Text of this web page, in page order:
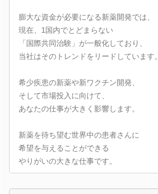
膨大な資金が必要になる新薬開発では、
現在、1国内でとどまらない
「国際共同治験」が一般化しており、
当社はそのトレンドをリードしています。
希少疾患の新薬や新ワクチン開発、
そして市場投入に向けて、
あなたの仕事が大きく影響します。
新薬を待ち望む世界中の患者さんに
希望を与えることができる
やりがいの大きな仕事です。